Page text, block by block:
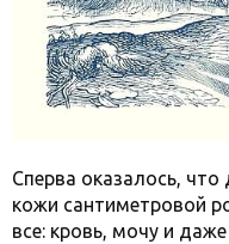
Сперва оказалось,
кожи сантиметровой
все: кровь, мочу и